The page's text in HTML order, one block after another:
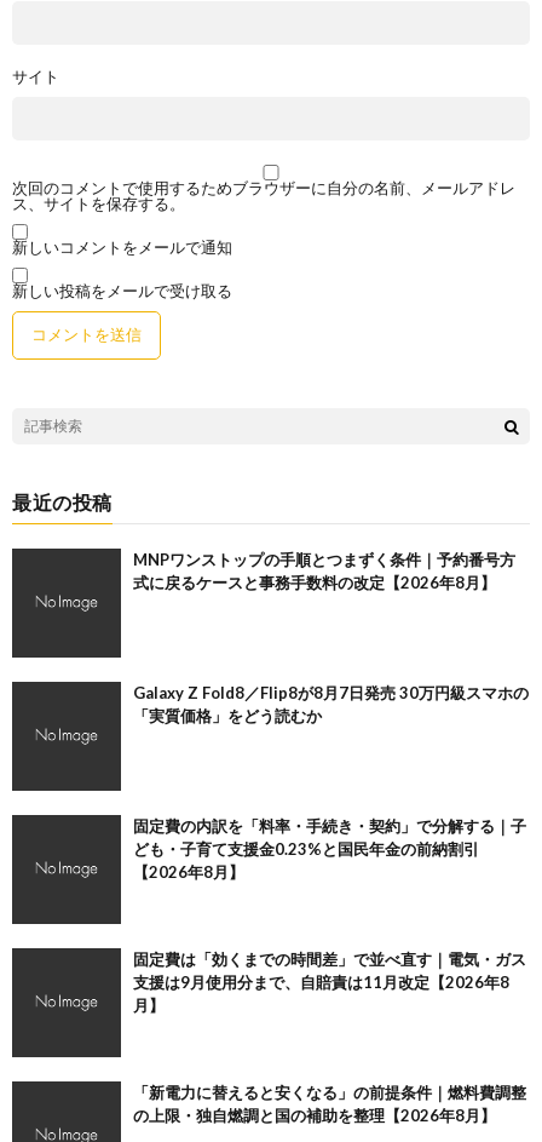
サイト
次回のコメントで使用するためブラウザーに自分の名前、メールアドレ
ス、サイトを保存する。
新しいコメントをメールで通知
新しい投稿をメールで受け取る
最近の投稿
MNPワンストップの手順とつまずく条件｜予約番号方
式に戻るケースと事務手数料の改定【2026年8月】
Galaxy Z Fold8／Flip8が8月7日発売 30万円級スマホの
「実質価格」をどう読むか
固定費の内訳を「料率・手続き・契約」で分解する｜子
ども・子育て支援金0.23%と国民年金の前納割引
【2026年8月】
固定費は「効くまでの時間差」で並べ直す｜電気・ガス
支援は9月使用分まで、自賠責は11月改定【2026年8
月】
「新電力に替えると安くなる」の前提条件｜燃料費調整
の上限・独自燃調と国の補助を整理【2026年8月】